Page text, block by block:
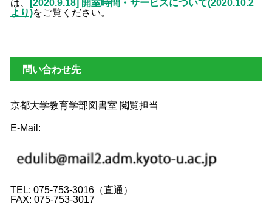
は、
[2020.9.18] 開室時間・サービスについて(2020.10.2
より)をご覧ください。
問い合わせ先
京都大学教育学部図書室 閲覧担当
E-Mail:
TEL: 075-753-3016（直通）
FAX: 075-753-3017